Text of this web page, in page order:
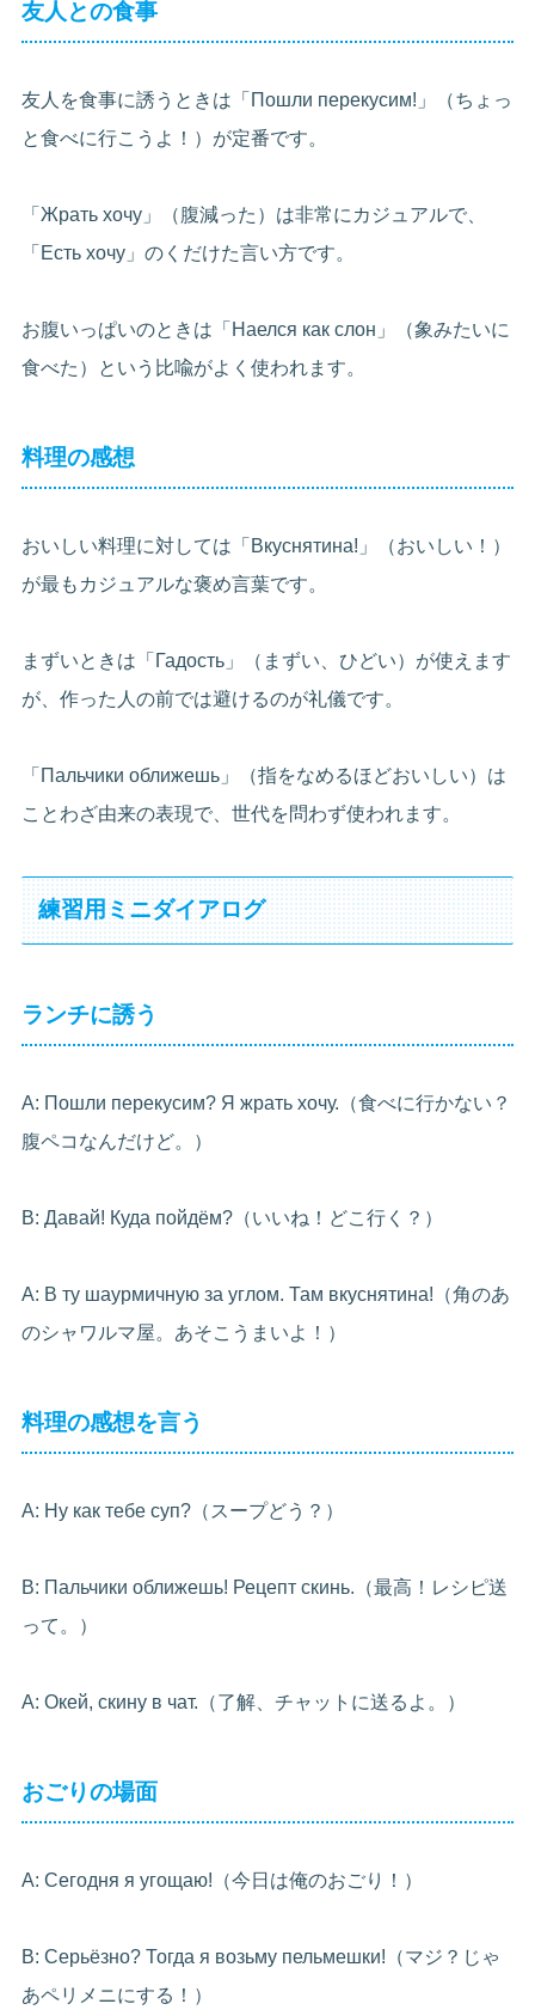
友人との食事
友人を食事に誘うときは「Пошли перекусим!」（ちょっ
と食べに行こうよ！）が定番です。
「Жрать хочу」（腹減った）は非常にカジュアルで、
「Есть хочу」のくだけた言い方です。
お腹いっぱいのときは「Наелся как слон」（象みたいに
食べた）という比喩がよく使われます。
料理の感想
おいしい料理に対しては「Вкуснятина!」（おいしい！）
が最もカジュアルな褒め言葉です。
まずいときは「Гадость」（まずい、ひどい）が使えます
が、作った人の前では避けるのが礼儀です。
「Пальчики оближешь」（指をなめるほどおいしい）は
ことわざ由来の表現で、世代を問わず使われます。
練習用ミニダイアログ
ランチに誘う
A: Пошли перекусим? Я жрать хочу.（食べに行かない？
腹ペコなんだけど。）
B: Давай! Куда пойдём?（いいね！どこ行く？）
A: В ту шаурмичную за углом. Там вкуснятина!（角のあ
のシャワルマ屋。あそこうまいよ！）
料理の感想を言う
A: Ну как тебе суп?（スープどう？）
B: Пальчики оближешь! Рецепт скинь.（最高！レシピ送
って。）
A: Окей, скину в чат.（了解、チャットに送るよ。）
おごりの場面
A: Сегодня я угощаю!（今日は俺のおごり！）
B: Серьёзно? Тогда я возьму пельмешки!（マジ？じゃ
あペリメニにする！）